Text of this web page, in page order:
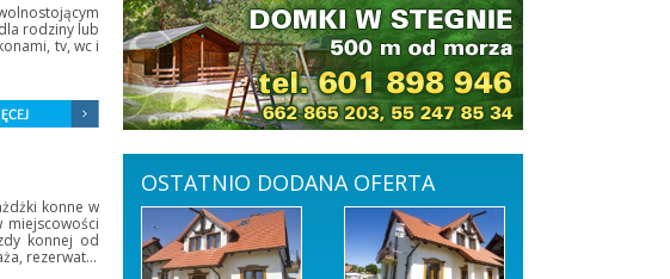
rodziny lub
tv, wc i
konne w
miejscowości
konnej od
rezerwat...
OSTATNIO DODANA OFERTA